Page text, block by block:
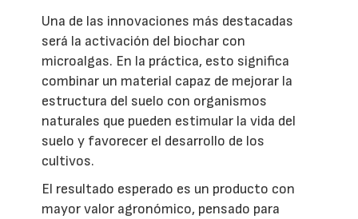
Una de las innovaciones más destacadas
será la activación del biochar con
microalgas. En la práctica, esto significa
combinar un material capaz de mejorar la
estructura del suelo con organismos
naturales que pueden estimular la vida del
suelo y favorecer el desarrollo de los
cultivos.
El resultado esperado es un producto con
mayor valor agronómico, pensado para